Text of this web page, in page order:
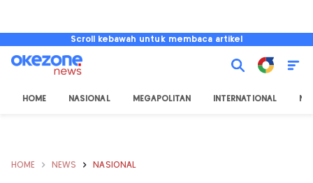
Scroll kebawah untuk membaca artikel
HOME NASIONAL MEGAPOLITAN INTERNATIONAL
HOME NEWS NASIONAL